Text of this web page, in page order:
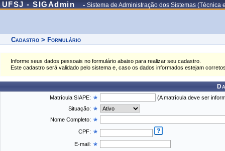
UFSJ - SIGAdmin - Sistema de Administração dos Sistemas (Técnica
Cadastro > Formulário
Informe seus dados pessoais no formulário abaixo para realizar seu cadastro.
Este cadastro será validado pelo sistema e, caso os dados informados estejam
Matrícula SIAPE:
(A matrícula deve ser
Situação:
Nome Completo:
CPF:
E-mail: